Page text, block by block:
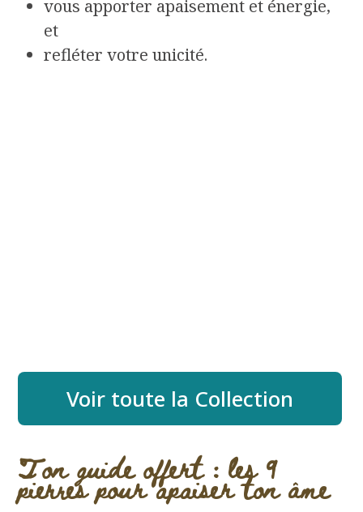
vous apporter apaisement et énergie,
et
refléter votre unicité.
Voir toute la Collection
Ton guide offert : les 9
pierres pour apaiser ton âme